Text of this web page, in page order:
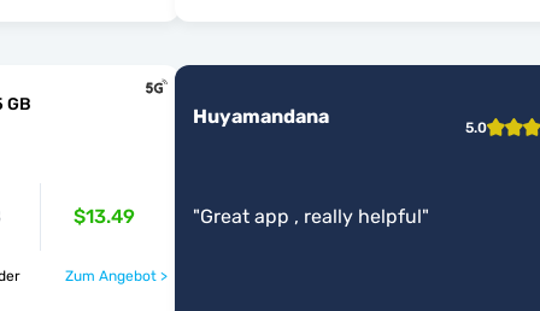
GB
$13.49
Zum Angebot >
Huyamandana 5.0
"Great app , really helpful"